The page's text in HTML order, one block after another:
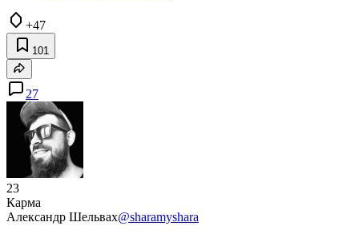
+47
101
27
23
Карма
Александр Шельвах@sharamyshara